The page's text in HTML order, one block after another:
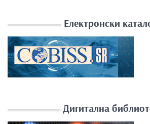
Електронски
Дигитална